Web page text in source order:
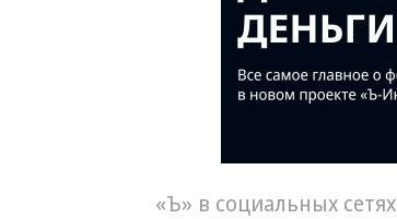
«Ъ» в социальных сетях